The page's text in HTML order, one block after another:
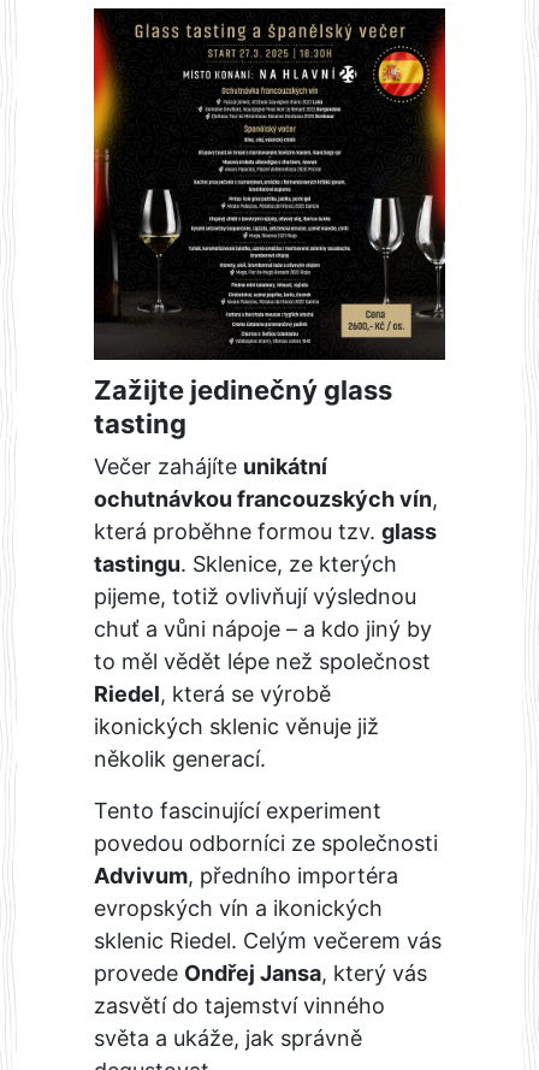
Zažijte jedinečný glass
tasting
Večer zahájíte unikátní
ochutnávkou francouzských vín,
která proběhne formou tzv. glass
tastingu. Sklenice, ze kterých
pijeme, totiž ovlivňují výslednou
chuť a vůni nápoje – a kdo jiný by
to měl vědět lépe než společnost
Riedel, která se výrobě
ikonických sklenic věnuje již
několik generací.
Tento fascinující experiment
povedou odborníci ze společnosti
Advivum, předního importéra
evropských vín a ikonických
sklenic Riedel. Celým večerem vás
provede Ondřej Jansa, který vás
zasvětí do tajemství vinného
světa a ukáže, jak správně